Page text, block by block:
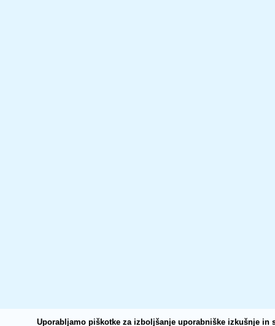
Uporabljamo piškotke za izboljšanje uporabniške izkušnje in